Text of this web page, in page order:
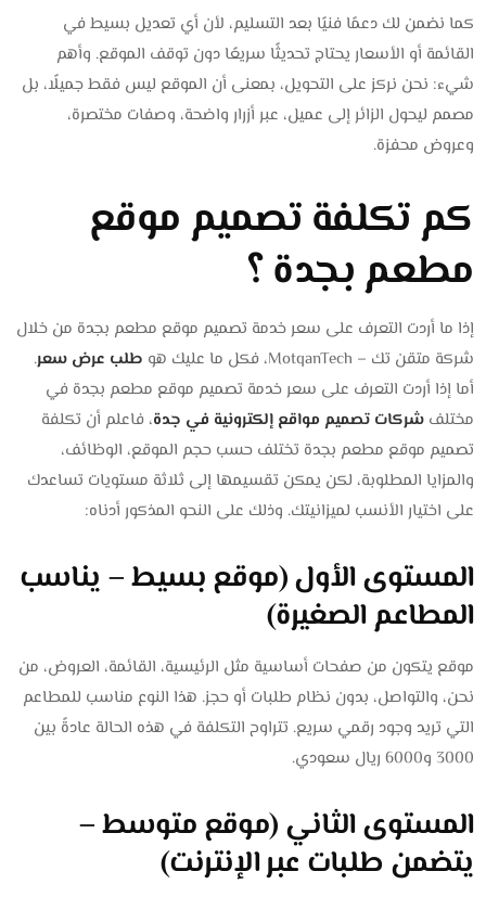
كما نضمن لك دعمًا فنيًا بعد التسليم، لأن أي تعديل بسيط في
القائمة أو الأسعار يحتاج تحديثًا سريعًا دون توقف الموقع. وأهم
شيء: نحن نركز على التحويل، بمعنى أن الموقع ليس فقط جميلًا، بل
مصمم ليحول الزائر إلى عميل، عبر أزرار واضحة، وصفات مختصرة،
وعروض محفزة.
كم تكلفة تصميم موقع
مطعم بجدة ؟
إذا ما أردت التعرف على سعر خدمة تصميم موقع مطعم بجدة من خلال
شركة متقن تك – MotqanTech، فكل ما عليك هو
طلب عرض سعر.
أما إذا أردت التعرف على سعر خدمة تصميم موقع مطعم بجدة في
مختلفشركات تصميم مواقع إلكترونية في جدة، فاعلم أن تكلفة
تصميم موقع مطعم بجدة تختلف حسب حجم الموقع، الوظائف،
والمزايا المطلوبة، لكن يمكن تقسيمها إلى ثلاثة مستويات تساعدك
على اختيار الأنسب لميزانيتك. وذلك على النحو المذكور أدناه:
المستوى الأول (موقع بسيط – يناسب
المطاعم الصغيرة)
موقع يتكون من صفحات أساسية مثل الرئيسية، القائمة، العروض، من
نحن، والتواصل، بدون نظام طلبات أو حجز. هذا النوع مناسب للمطاعم
التي تريد وجود رقمي سريع. تتراوح التكلفة في هذه الحالة عادةً بين
3000 و6000 ريال سعودي.
المستوى الثاني (موقع متوسط –
يتضمن طلبات عبر الإنترنت)